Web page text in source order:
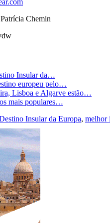
Chemin
Insular da…
europeu pelo…
Lisboa e Algarve estão…
mais populares…
Insular da Europa, melhor